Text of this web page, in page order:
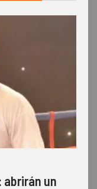
abrirán un